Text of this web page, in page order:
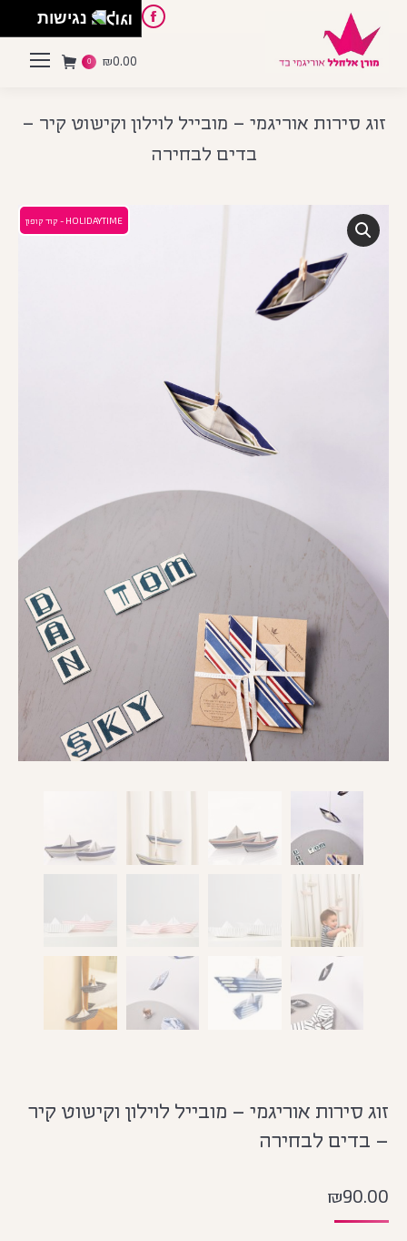
Facebook
Pinterest
Instagram
English
₪0.00
0
זוג סירות אוריגמי – מובייל לוילון וקישוט קיר –
בדים לבחירה
HOLIDAYTIME - קוד קופון
זוג סירות אוריגמי – מובייל לוילון וקישוט קיר
– בדים לבחירה
₪90.00
נגישות